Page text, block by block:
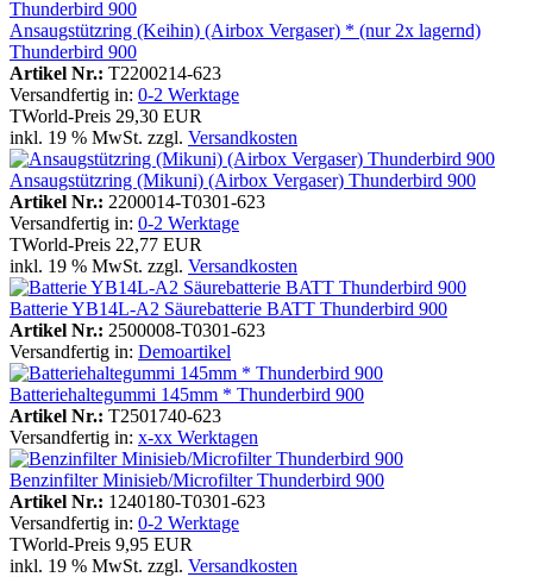
Ansaugstützring (Keihin) (Airbox Vergaser) * (nur 2x lagernd)
Thunderbird 900
Artikel Nr.: T2200214-623
Versandfertig in: 0-2 Werktage
TWorld-Preis 29,30 EUR
inkl. 19 % MwSt. zzgl. Versandkosten
Ansaugstützring (Mikuni) (Airbox Vergaser) Thunderbird 900
Artikel Nr.: 2200014-T0301-623
Versandfertig in: 0-2 Werktage
TWorld-Preis 22,77 EUR
inkl. 19 % MwSt. zzgl. Versandkosten
Batterie YB14L-A2 Säurebatterie BATT Thunderbird 900
Artikel Nr.: 2500008-T0301-623
Versandfertig in: Demoartikel
Batteriehaltegummi 145mm * Thunderbird 900
Artikel Nr.: T2501740-623
Versandfertig in: x-xx Werktagen
Benzinfilter Minisieb/Microfilter Thunderbird 900
Artikel Nr.: 1240180-T0301-623
Versandfertig in: 0-2 Werktage
TWorld-Preis 9,95 EUR
inkl. 19 % MwSt. zzgl. Versandkosten